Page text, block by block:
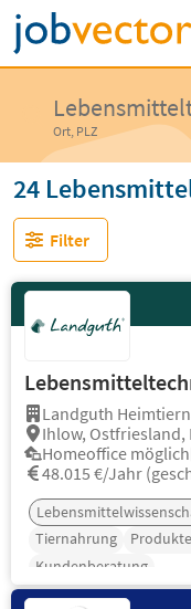
Ort, PLZ
24
Filter
Landguth
Ihlow, Ostfriesland,
Homeoffice möglich
48.015 €/Jahr
Tiernahrung
Kundenberatung